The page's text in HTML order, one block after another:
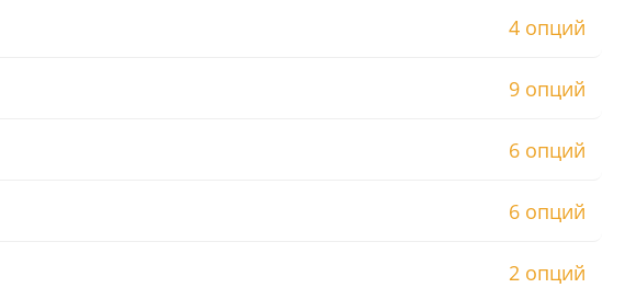
4 опций
9 опций
6 опций
6 опций
2 опций